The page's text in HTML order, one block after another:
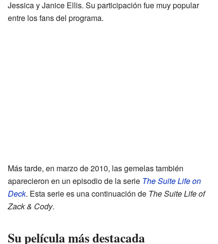
Jessica y Janice Ellis. Su participación fue muy popular
entre los fans del programa.
Más tarde, en marzo de 2010, las gemelas también
aparecieron en un episodio de la serie The Suite Life on
Deck. Esta serie es una continuación de The Suite Life of
Zack & Cody.
Su película más destacada